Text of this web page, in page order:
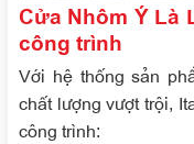
Cửa Nhôm Ý Là
công trình
Với hệ thống sản
chất lượng vượt trội,
công trình: